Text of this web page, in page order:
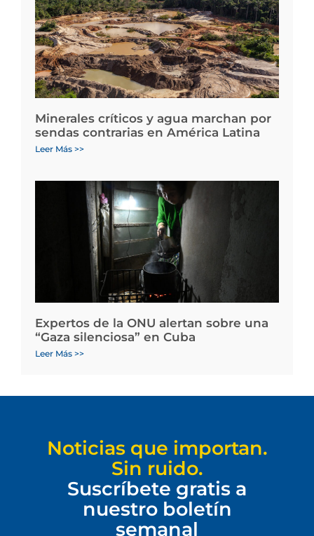
Minerales críticos y agua marchan por
sendas contrarias en América Latina
Leer Más >>
Expertos de la ONU alertan sobre una
“Gaza silenciosa” en Cuba
Leer Más >>
Noticias que importan.
Sin ruido.
Suscríbete gratis a
nuestro boletín
semanal